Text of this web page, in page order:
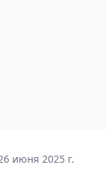
июня 2025 г.